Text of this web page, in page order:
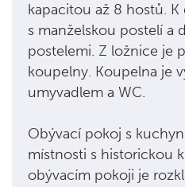
kapacitou až 8 hostů.
s manželskou postelí a
postelemi. Z ložnice je
koupelny. Koupelna je
umyvadlem a WC.
Obývací pokoj s
místnosti s historickou
obývacím pokoji je